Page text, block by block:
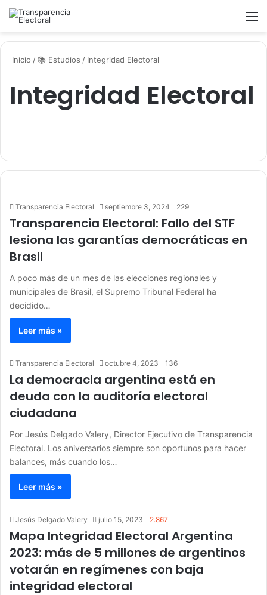
Inicio /📚 Estudios / Integridad Electoral
Integridad Electoral
Transparencia Electoral septiembre 3, 2024 229
Transparencia Electoral: Fallo del STF
lesiona las garantías democráticas en
Brasil
A poco más de un mes de las elecciones regionales y
municipales de Brasil, el Supremo Tribunal Federal ha
decidido…
Leer más »
Transparencia Electoral octubre 4, 2023 136
La democracia argentina está en
deuda con la auditoría electoral
ciudadana
Por Jesús Delgado Valery, Director Ejecutivo de Transparencia
Electoral. Los aniversarios siempre son oportunos para hacer
balances, más cuando los…
Leer más »
Jesús Delgado Valery julio 15, 2023 2.867
Mapa Integridad Electoral Argentina
2023: más de 5 millones de argentinos
votarán en regímenes con baja
integridad electoral